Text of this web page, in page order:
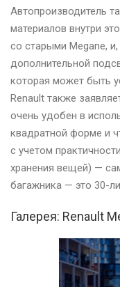
Автопроизводитель
материалов внутри
со старыми Megane,
дополнительной
которая может быть
Renault также
очень удобен в
квадратной форме и
с учетом
хранения вещей) —
багажника — это 30-
Галерея: Renault